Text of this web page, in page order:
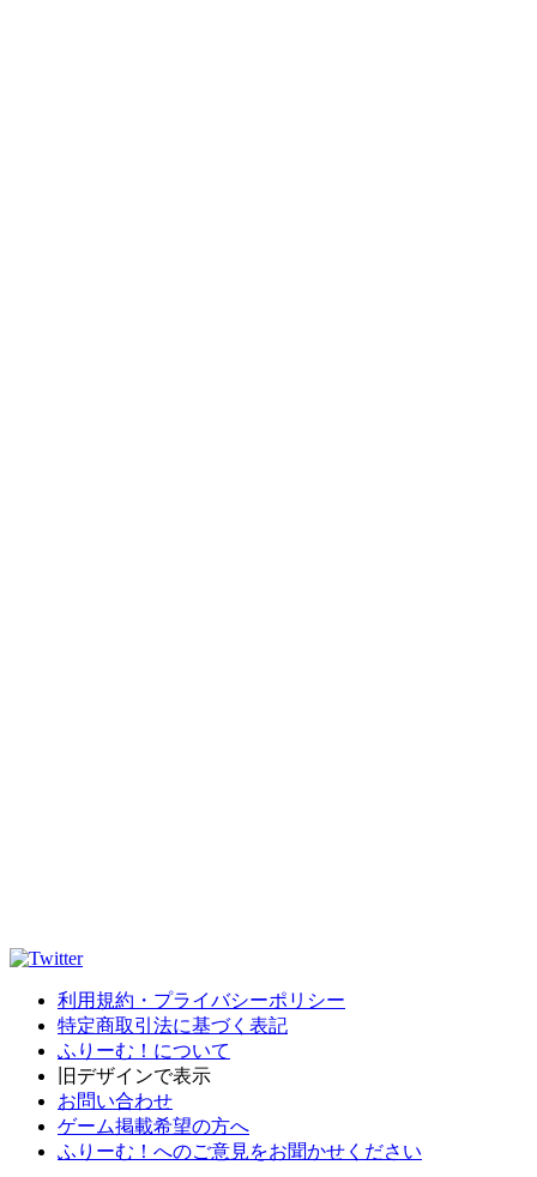
利用規約・プライバシーポリシー
特定商取引法に基づく表記
ふりーむ！について
旧デザインで表示
お問い合わせ
ゲーム掲載希望の方へ
ふりーむ！へのご意見をお聞かせください